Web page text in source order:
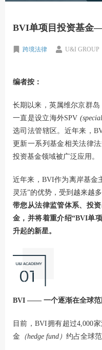
BVI单项目投资基金
跨境法律 U&I GROUP
编者按：
长期以来，英属维尔京群岛
一直是设立海外SPV
选司法管辖区。近年来，
更新一系列基金相关法律
投资基金领域被广泛应用。
近年来，BVI作为离岸基金
灵活”的优势，受到越来越
带您从法律监管体系、投
金，并将着重介绍“BVI单
升起的新星。
BVI —— 一个逐渐在全球范
目前，BVI拥有超过4,000
金 （hedge fund） 约占全球